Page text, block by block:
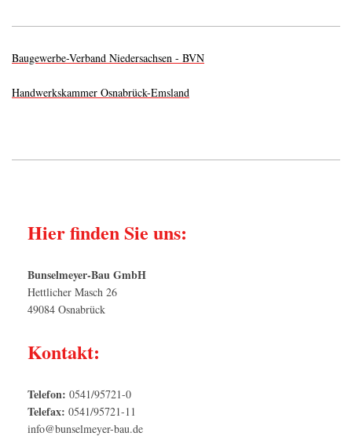
Baugewerbe-Verband Niedersachsen - BVN
Handwerkskammer Osnabrück-Emsland
Hier finden Sie uns:
Bunselmeyer-Bau GmbH
Hettlicher Masch 26
49084 Osnabrück
Kontakt:
Telefon: 0541/95721-0
Telefax: 0541/95721-11
info@bunselmeyer-bau.de